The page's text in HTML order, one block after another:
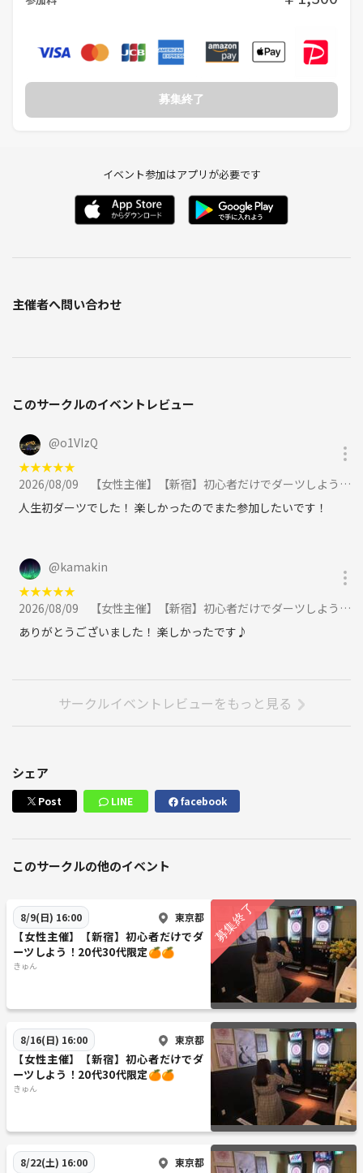
募集終了
イベント参加はアプリが必要です
主催者へ問い合わせ
このサークルのイベントレビュー
@o1VIzQ
★★★★★
2026/08/09
【女性主催】【新宿】初心者だけでダーツしよう！20代30代限定🍊🍊に参加
人生初ダーツでした！ 楽しかったのでまた参加したいです！
@kamakin
★★★★★
2026/08/09
【女性主催】【新宿】初心者だけでダーツしよう！20代30代限定🍊🍊に参加
ありがとうございました！ 楽しかったです♪
サークルイベントレビューをもっと見る
シェア
Post LINE facebook
このサークルの他のイベント
8/9(日) 16:00 東京都
【女性主催】【新宿】初心者だけでダ
ーツしよう！20代30代限定🍊🍊
きゅん
8/16(日) 16:00 東京都
【女性主催】【新宿】初心者だけでダ
ーツしよう！20代30代限定🍊🍊
きゅん
8/22(土) 16:00 東京都